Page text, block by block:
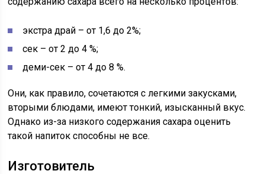
экстра драй – от 1,6 до 2%;
сек – от 2 до 4 %;
деми-сек – от 4 до 8 %.
Они, как правило, сочетаются с легкими закусками,
вторыми блюдами, имеют тонкий, изысканный вкус.
Однако из-за низкого содержания сахара оценить
такой напиток способны не все.
Изготовитель